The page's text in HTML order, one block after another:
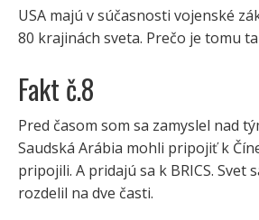
USA majú v súčasnosti vojenské
80 krajinách sveta. Prečo je tomu
Fakt č.8
Pred časom som sa zamyslel nad
Saudská Arábia mohli pripojiť k
pripojili. A pridajú sa k BRICS. Svet
rozdelil na dve časti.